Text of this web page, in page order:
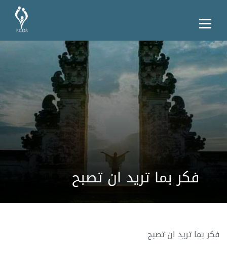
فكر بما تريد ان تصبح
فكر بما تريد ان تصبح